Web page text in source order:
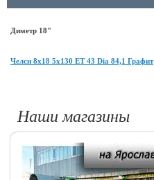
Диметр 18"
Челси 8x18 5x130 ET 43 Dia 84,1 Графит
Наши магазины